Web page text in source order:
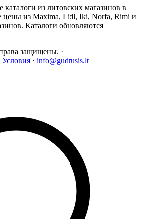
из литовских магазинов в
цены из Maxima, Lidl, Iki, Norfa, Rimi и
Каталоги обновляются
защищены. ·
Условия · info@gudrusis.lt